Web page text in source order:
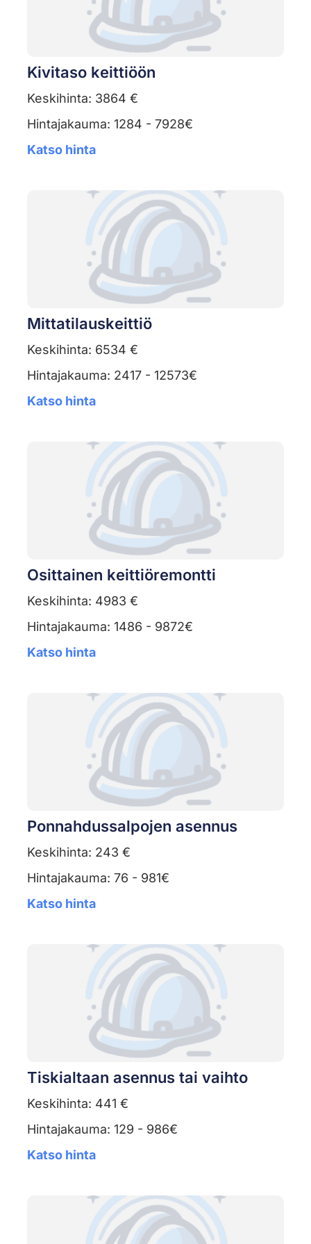
Kivitaso keittiöön
Keskihinta: 3864 €
Hintajakauma: 1284 - 7928€
Katso hinta
Mittatilauskeittiö
Keskihinta: 6534 €
Hintajakauma: 2417 - 12573€
Katso hinta
Osittainen keittiöremontti
Keskihinta: 4983 €
Hintajakauma: 1486 - 9872€
Katso hinta
Ponnahdussalpojen asennus
Keskihinta: 243 €
Hintajakauma: 76 - 981€
Katso hinta
Tiskialtaan asennus tai vaihto
Keskihinta: 441 €
Hintajakauma: 129 - 986€
Katso hinta